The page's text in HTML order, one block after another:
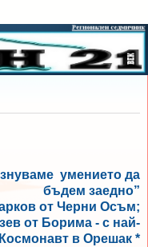
умението да
бъдем заедно”
от Черни Осъм;
от Борима - с най-
в Орешак *